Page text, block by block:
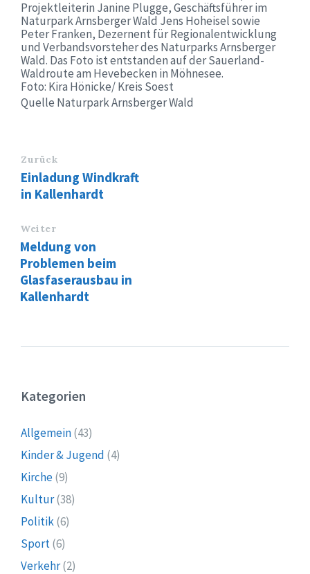
Projektleiterin Janine Plugge, Geschäftsführer im
Naturpark Arnsberger Wald Jens Hoheisel sowie
Peter Franken, Dezernent für Regionalentwicklung
und Verbandsvorsteher des Naturparks Arnsberger
Wald. Das Foto ist entstanden auf der Sauerland-
Waldroute am Hevebecken in Möhnesee.
Foto: Kira Hönicke/ Kreis Soest
Quelle Naturpark Arnsberger Wald
Zurück
Einladung Windkraft
in Kallenhardt
Weiter
Meldung von
Problemen beim
Glasfaserausbau in
Kallenhardt
Kategorien
Allgemein(43)
Kinder & Jugend (4)
Kirche(9)
Kultur(38)
Politik(6)
Sport(6)
Verkehr(2)